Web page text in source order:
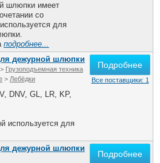
Все службы
шлюпки имеет
со
для
подробнее...
дежурной шлюпки
> Грузоподъемная техника
> Лебёдки
DNV, GL, LR, KP,
используется для
Подробнее
Все поставщики: 1
дежурной шлюпки
Подробнее